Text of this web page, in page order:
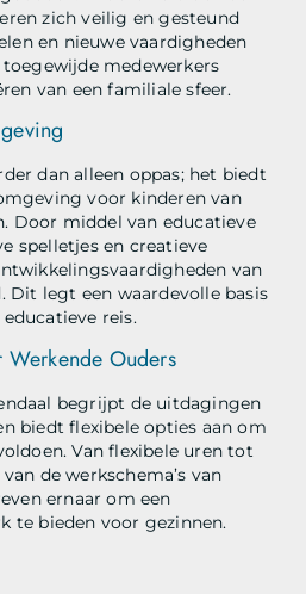
zich veilig en gesteund
en nieuwe vaardigheden
medewerkers
van een familiale sfeer.
dan alleen oppas; het biedt
voor kinderen van
Door middel van educatieve
spelletjes en creatieve
van
Dit legt een waardevolle basis
reis.
Ouders
begrijpt de uitdagingen
biedt flexibele opties aan om
Van flexibele uren tot
de werkschema’s van
ernaar om een
te bieden voor gezinnen.